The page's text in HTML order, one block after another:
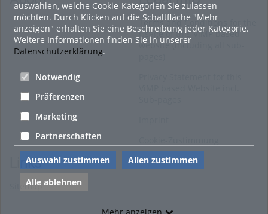
auswählen, welche Cookie-Kategorien Sie zulassen
möchten. Durch Klicken auf die Schaltfläche "Mehr
anzeigen" erhalten Sie eine Beschreibung jeder Kategorie.
Weitere Informationen finden Sie in unserer
Datenschutzerklärung.
Notwendig
Präferenzen
Marketing
Partnerschaften
Auswahl zustimmen
Allen zustimmen
Alle ablehnen
Terms and Conditions for the
Usage of this ViMP based
website (including all sub-
Links
Sitemap